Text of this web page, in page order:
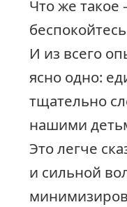
Что же
И из всего
ясно одно:
тщательно
нашими
Это легче
и сильной